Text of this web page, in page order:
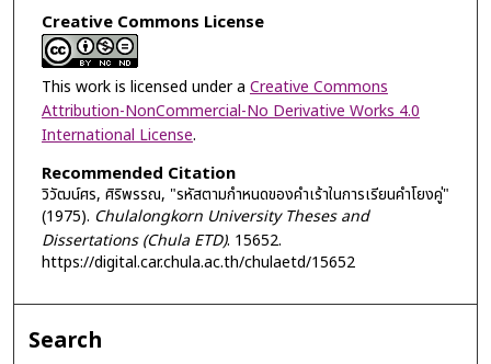
Creative Commons License
This work is licensed under a Creative Commons
Attribution-NonCommercial-No Derivative Works 4.0
International License.
Recommended Citation
วิวัฒน์ศร, ศิริพรรณ, "รหัสตามกำหนดของคำเร้าในการเรียนคำโยงคู่"
(1975). Chulalongkorn University Theses and
Dissertations (Chula ETD). 15652.
https://digital.car.chula.ac.th/chulaetd/15652
Search